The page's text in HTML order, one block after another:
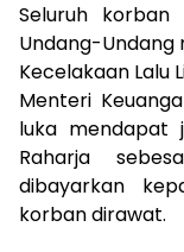
Seluruh
Undang-Undang
Kecelakaan Lalu
Menteri
luka mendapat
Raharja
dibayarkan
korban dirawat.